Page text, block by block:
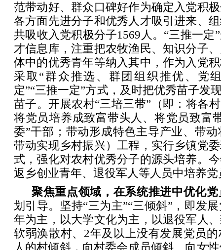
范带动好、群众口碑好作为确定入党积
各方面先进分子和优秀人才吸引进来、
共吸收入党积极分子1569人。“三推一定
才信息库，注重把农牧渔民、知识分子
体中的优秀青年等纳入其中，作为入党
采取“群众推选、群团组织推优、党
定”“三推一定”方式，及时把优秀苗子发
苗子。开展农村“三培三带”（即：将各
将党员培养成致富带头人、将党员致富
委”干部；带动形成特色主导产业、带
带动实现乡村振兴）工程，实行乡镇党
式，强化对农村优秀分子的源头培养。
返乡创业青年、退役军人等人员中培养党
聚焦重点领域，在系统推进中优化
划引导。坚持“三为主”“三倾斜”，即发
年为主，以大学文化为主，以退役军人
软弱涣散村、2年及以上没有发展党员
人的村倾斜，向村委会成员倾斜、向女